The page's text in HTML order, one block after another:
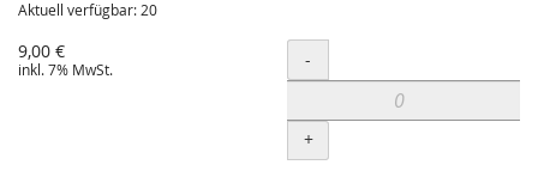
Aktuell verfügbar: 20
9,00 €
inkl. 7% MwSt. Menge
-
+